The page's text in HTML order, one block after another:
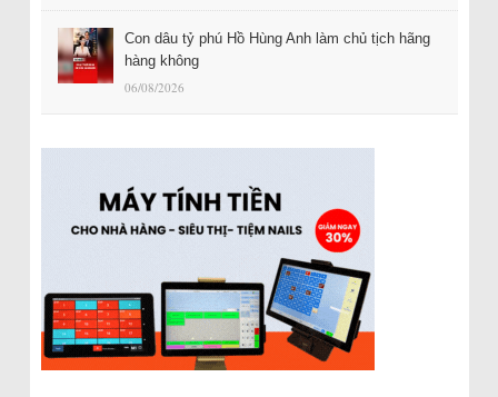
Con dâu tỷ phú Hồ Hùng Anh làm chủ tịch hãng
hàng không
06/08/2026